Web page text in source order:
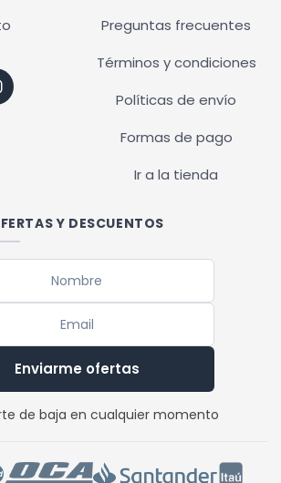
Preguntas frecuentes
Términos y condiciones
Políticas de envío
Formas de pago
Ir a la tienda
Y DESCUENTOS
Enviarme ofertas
de baja en cualquier momento